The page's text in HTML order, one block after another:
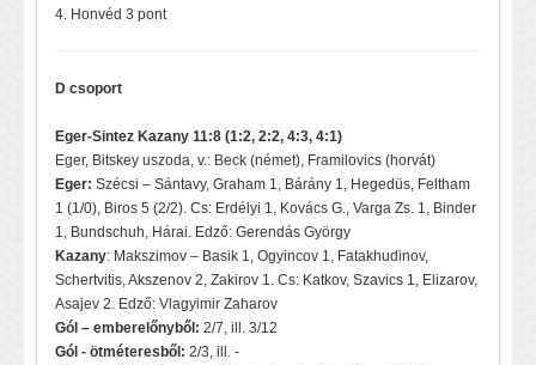
4. Honvéd 3 pont
D csoport
Eger-Sintez Kazany 11:8 (1:2, 2:2, 4:3, 4:1)
Eger, Bitskey uszoda, v.: Beck (német), Framilovics (horvát)
Eger: Szécsi – Sántavy, Graham 1, Bárány 1, Hegedüs, Feltham
1 (1/0), Biros 5 (2/2). Cs: Erdélyi 1, Kovács G., Varga Zs. 1, Binder
1, Bundschuh, Hárai. Edző: Gerendás György
Kazany: Makszimov – Basik 1, Ogyincov 1, Fatakhudinov,
Schertvitis, Akszenov 2, Zakirov 1. Cs: Katkov, Szavics 1, Elizarov,
Asajev 2. Edző: Vlagyimir Zaharov
Gól – emberelőnyből: 2/7, ill. 3/12
Gól - ötméteresből: 2/3, ill. -